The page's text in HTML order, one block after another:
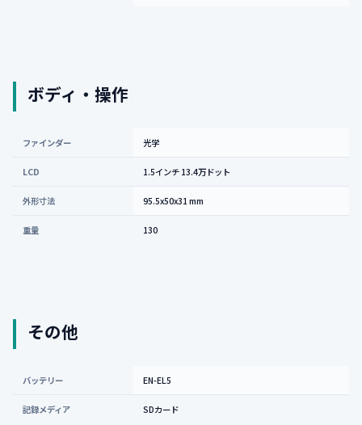
ボディ・操作
ファインダー 光学
LCD 1.5インチ 13.4万ドット
外形寸法 95.5x50x31 mm
重量 130
その他
バッテリー EN-EL5
記録メディア SDカード